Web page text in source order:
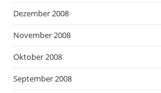
Dezember 2008
November 2008
Oktober 2008
September 2008